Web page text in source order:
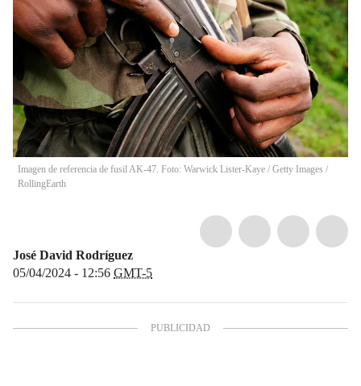
Imagen de referencia de fusil AK-47. Foto: Warwick Lister-Kaye / Getty Images /
RollingEarth
José David Rodríguez
05/04/2024 - 12:56 GMT-5